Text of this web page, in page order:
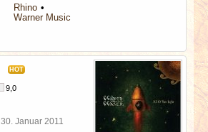
Rhino
Warner Music
HOT
9,0
30. Januar 2011